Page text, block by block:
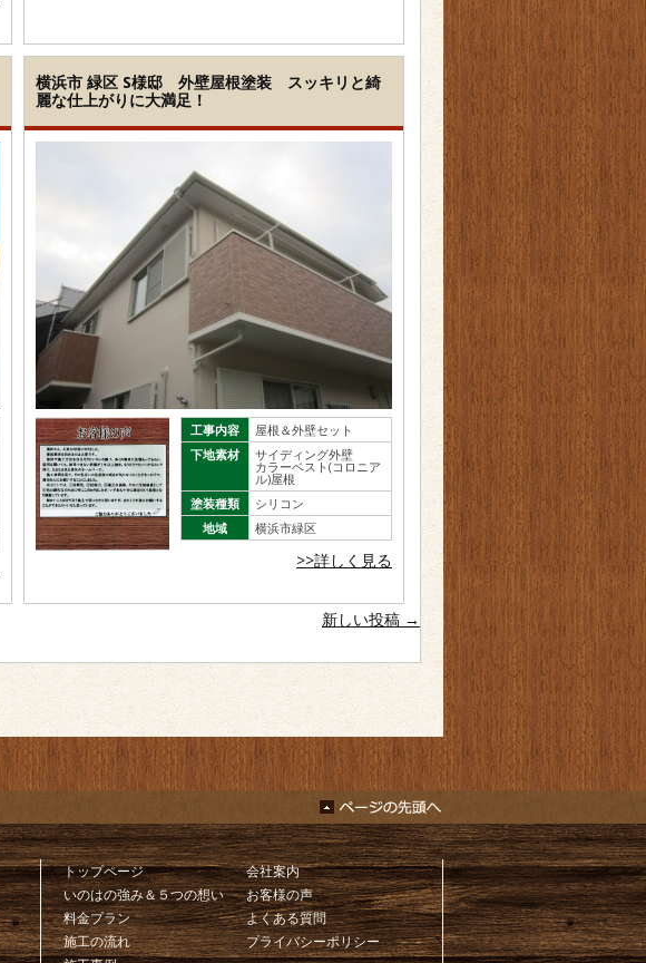
横浜市 緑区 S様邸 外壁屋根塗装 スッキリと綺
麗な仕上がりに大満足！
工事内容
屋根＆外壁セット
下地素材
サイディング外壁
カラーベスト(コロニア
ル)屋根
塗装種類
シリコン
地域
横浜市緑区
>>詳しく見る
新しい投稿 →
トップページ
いのはの強み＆５つの想い
料金プラン
施工の流れ
会社案内
お客様の声
よくある質問
プライバシーポリシー